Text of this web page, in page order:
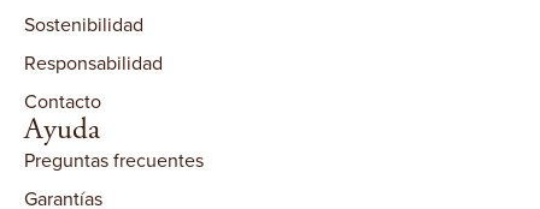
Sostenibilidad
Responsabilidad
Contacto
Ayuda
Preguntas frecuentes
Garantías